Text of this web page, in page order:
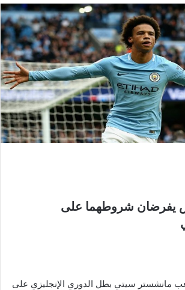
يفرضان شروطهما على
مانشستر سيتي بطل الدوري الإنجليزي على